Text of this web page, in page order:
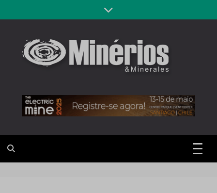
to
Revista
Minérios &
Minerales